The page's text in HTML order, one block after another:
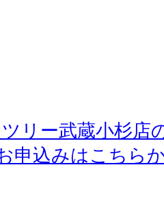
リー武蔵小杉店
申込みはこちら